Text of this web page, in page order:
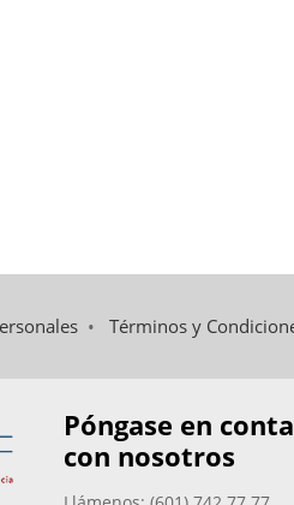
•Términos y
Póngase en
con nosotros